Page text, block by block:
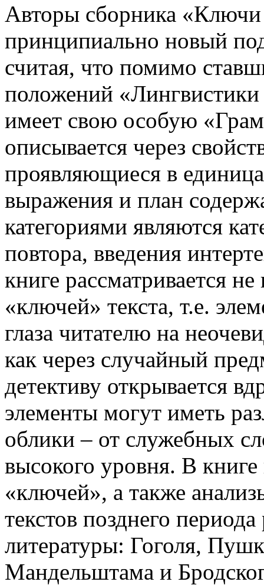
Авторы сборника «Ключи
принципиально новый
считая, что помимо
положений «Лингвистики
имеет свою особую
описывается через
проявляющиеся в
выражения и план
категориями являются
повтора, введения
книге рассма­тривается
«ключей» текста, т.е.
глаза читателю на
как через случайный
детективу открывается
элементы могут иметь
облики – от служебных
высокого уровня. В
«ключей», а также
текстов позднего
литературы: Гоголя,
Мандельштама и